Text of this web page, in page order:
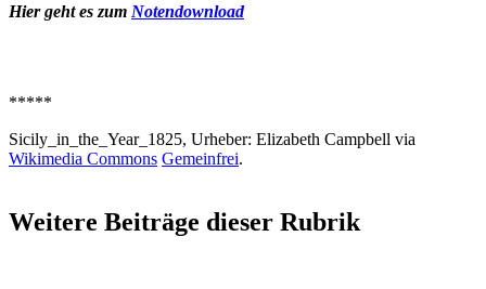
Hier geht es zum Notendownload
*****
Sicily_in_the_Year_1825, Urheber: Elizabeth Campbell via
Wikimedia Commons Gemeinfrei.
Weitere Beiträge dieser Rubrik